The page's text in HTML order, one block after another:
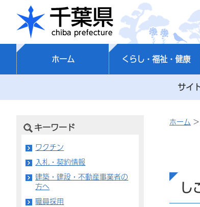
千葉県
ホーム くらし・福祉・健康
サイ
キーワード
ワクチン
入札・契約情報
建築・建設・不動産事業者の
方へ
職員採用
ホーム >
し